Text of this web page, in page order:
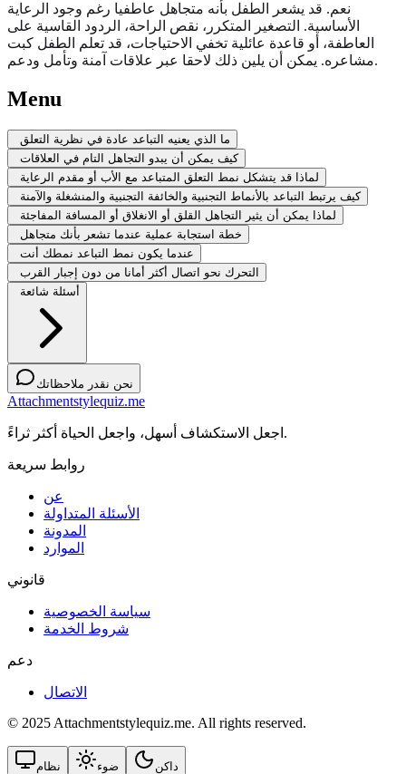
نعم. قد يشعر الطفل بأنه متجاهل عاطفيا رغم وجود الرعاية
الأساسية. التصغير المتكرر، نقص الراحة، الردود القاسية على
العاطفة، أو قاعدة عائلية تخفي الاحتياجات، قد تعلم الطفل كبت
مشاعره. يمكن أن يلين ذلك لاحقا عبر علاقات آمنة وتأمل ودعم.
Menu
ما الذي يعنيه التباعد عادة في نظرية التعلق
كيف يمكن أن يبدو التجاهل التام في العلاقات
لماذا قد يتشكل نمط التعلق المتباعد مع الأب أو مقدم الرعاية
كيف يرتبط التباعد بالأنماط التجنبية والخائفة التجنبية والمنشغلة والآمنة
لماذا يمكن أن يثير التجاهل القلق أو الانغلاق أو المسافة المفاجئة
خطة استجابة عملية عندما تشعر بأنك متجاهل
عندما يكون نمط التباعد نمطك أنت
التحرك نحو اتصال أكثر أمانا من دون إجبار القرب
أسئلة شائعة
نحن نقدر ملاحظاتك
Attachmentstylequiz.me
اجعل الاستكشاف أسهل، واجعل الحياة أكثر ثراءً.
روابط سريعة
عن
الأسئلة المتداولة
المدونة
الموارد
قانوني
سياسة الخصوصية
شروط الخدمة
دعم
الاتصال
© 2025 Attachmentstylequiz.me. All rights reserved.
نظام ضوء داكن